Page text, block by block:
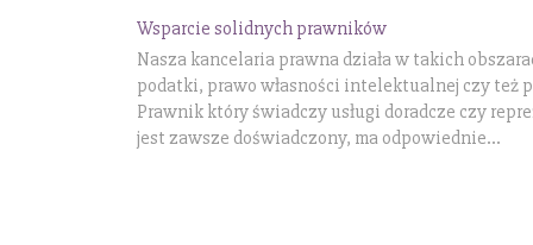
Wsparcie solidnych prawników
Nasza kancelaria prawna działa w takich
podatki, prawo własności intelektualnej czy też
Prawnik który świadczy usługi doradcze czy
jest zawsze doświadczony, ma odpowiednie...